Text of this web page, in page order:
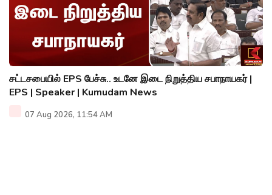
சட்டசபையில் EPS பேச்சு.. உடனே இடை நிறுத்திய சபாநாயகர் |
EPS | Speaker | Kumudam News
07 Aug 2026, 11:54 AM